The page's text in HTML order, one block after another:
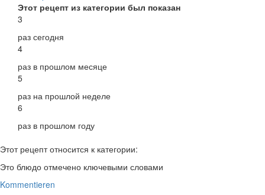
Этот рецепт из категории был показан
3
раз сегодня
4
раз в прошлом месяце
5
раз на прошлой неделе
6
раз в прошлом году
Этот рецепт относится к категории:
Это блюдо отмечено ключевыми словами
Kommentieren